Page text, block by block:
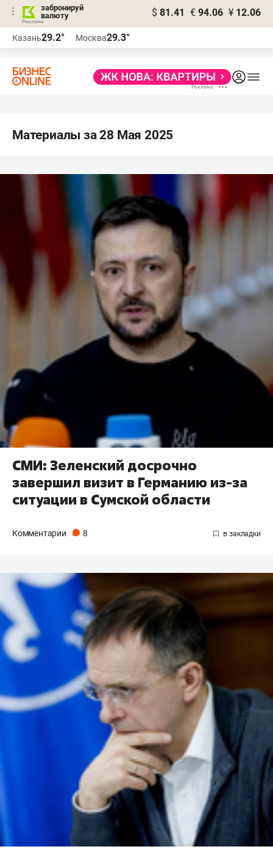
забронируй
валюту
$ 81.41 € 94.06 ¥ 12.06
Казань29.2° Москва29.3°
Материалы за 28 Мая 2025
СМИ: Зеленский досрочно
завершил визит в Германию из-за
ситуации в Сумской области
Комментарии 8